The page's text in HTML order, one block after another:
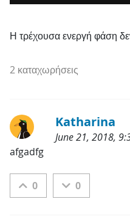
Η τρέχουσα ενεργή φάση
2 καταχωρήσεις
Katharina
June 21, 2018,
Κατηγορίες
afgadfg
0 0